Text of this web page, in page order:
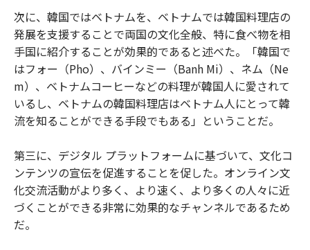
次に、韓国ではベトナムを、ベトナムでは韓国料理店の
発展を支援することで両国の文化全般、特に食べ物を相
手国に紹介することが効果的であると述べた。「韓国で
はフォー（Pho）、バインミー（Banh Mi）、ネム（Ne
m）、ベトナムコーヒーなどの料理が韓国人に愛されて
いるし、ベトナムの韓国料理店はベトナム人にとって韓
流を知ることができる手段でもある」ということだ。
第三に、デジタル プラットフォームに基づいて、文化コ
ンテンツの宣伝を促進することを促した。オンライン文
化交流活動がより多く、より速く、より多くの人々に近
づくことができる非常に効果的なチャンネルであるため
だ。